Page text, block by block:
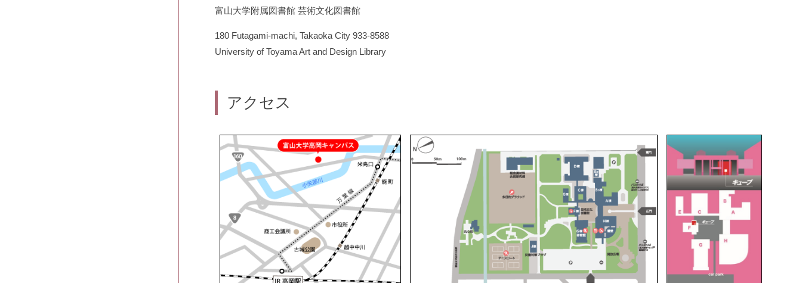
学外者の方へ
障がいのある方へ
資料の探し方（図書・雑誌・視聴覚
富山大学附属図書館 芸術文化図書館
180 Futagami-machi, Takaoka City 933-8588
University of Toyama Art and Design Library
アクセス